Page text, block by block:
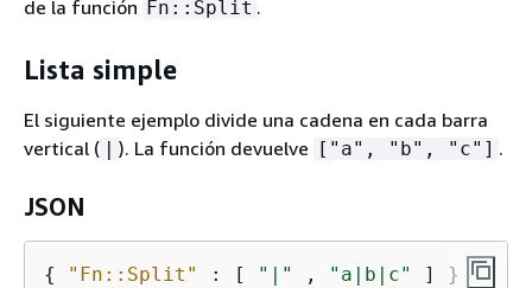
de la función Fn::Split .
Lista simple
El siguiente ejemplo divide una cadena en cada barra
vertical ( | ). La función devuelve ["a", "b", "c"] .
JSON
{ "Fn::Split" : [ "|" , "a|b|c" ] }